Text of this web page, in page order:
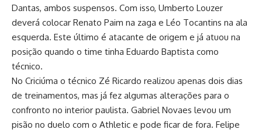
Dantas, ambos suspensos. Com isso, Umberto Louzer
deverá colocar Renato Paim na zaga e Léo Tocantins na ala
esquerda. Este último é atacante de origem e já atuou na
posição quando o time tinha Eduardo Baptista como
técnico.
No Criciúma o técnico Zé Ricardo realizou apenas dois dias
de treinamentos, mas já fez algumas alterações para o
confronto no interior paulista. Gabriel Novaes levou um
pisão no duelo com o Athletic e pode ficar de fora. Felipe